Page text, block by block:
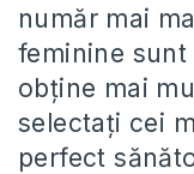
număr mai
feminine
obține mai
selectați cei
perfect